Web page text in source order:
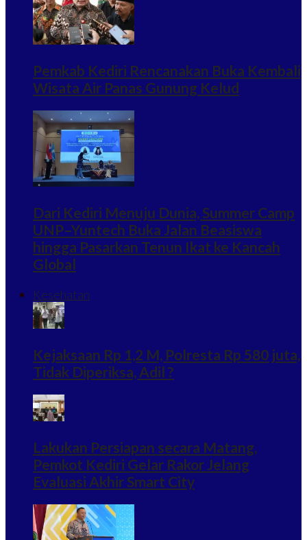
Pemkab Kediri Rencanakan Buka Kembali
Wisata Air Panas Gunung Kelud
Dari Kediri Menuju Dunia, Summer Camp
UNP–Yuntech Buka Jalan Beasiswa
hingga Pasarkan Tenun Ikat ke Kancah
Global
Kesehatan
Kejaksaan Rp 1,2 M, Polresta Rp 580 juta,
Tidak Diperiksa, Adil ?
Lakukan Persiapan secara Matang,
Pemkot Kediri Gelar Rakor Jelang
Evaluasi Akhir Smart City